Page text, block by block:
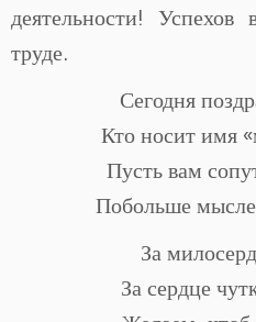
деятельности!
труде.
Сегодня
Кто носит имя
Пусть вам
Побольше
За
За сердце